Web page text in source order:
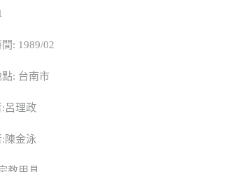
: 1989/02
: 台南市
呂理政
陳金泳